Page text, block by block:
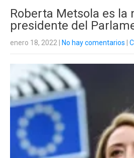
Roberta Metsola es la
presidente del
enero 18, 2022 No hay comentarios